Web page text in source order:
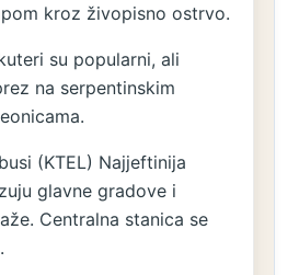
kroz živopisno ostrvo.
su popularni, ali
na serpentinskim
(KTEL) Najjeftinija
glavne gradove i
Centralna stanica se